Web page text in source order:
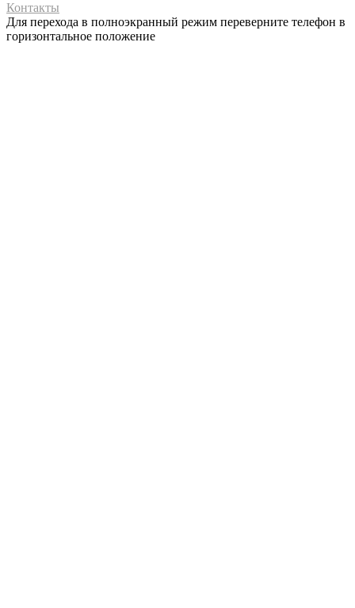
Контакты
Для перехода в полноэкранный режим переверните телефон в
горизонтальное положение